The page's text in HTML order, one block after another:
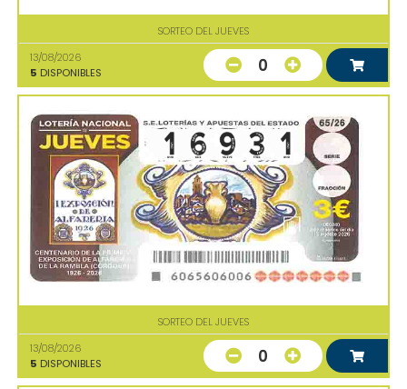
SORTEO DEL JUEVES
13/08/2026
5 DISPONIBLES 0
SORTEO DEL JUEVES
13/08/2026
5 DISPONIBLES 0